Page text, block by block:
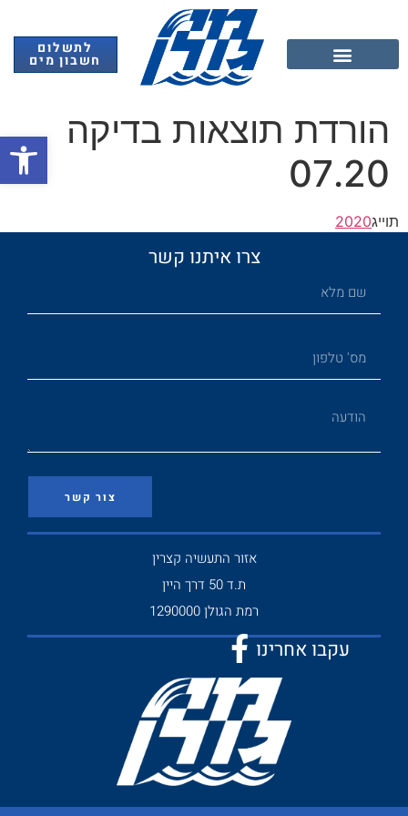
לתשלום
חשבון מים
הורדת תוצאות בדיקה
07.20
תוייג2020
צרו איתנו קשר
צור קשר
אזור התעשיה קצרין
ת.ד 50 דרך היין
רמת הגולן 1290000
עקבו אחרינו